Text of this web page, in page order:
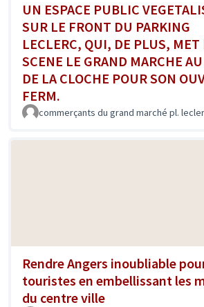
UN ESPACE PUBLIC
SUR LE FRONT DU PARKING
LECLERC, QUI, DE PLUS, MET
SCENE LE GRAND MARCHE
DE LA CLOCHE POUR SON
FERM.
commerçants du grand marché pl.
Rendre Angers inoubliable
touristes en embellissant les
du centre ville